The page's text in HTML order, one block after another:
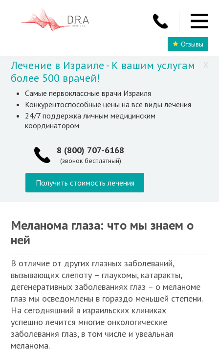
Отзывы
X
Лечение в Израиле - К вашим услугам
более 500 врачей!
Самые первоклассные врачи Израиля
Конкурентоспособные цены на все виды лечения
24/7 поддержка личным медицинским
координатором
8 (800) 707-6168
(звонок бесплатный)
Получить стоимость лечения
Меланома глаза: что мы знаем о
ней
В отличие от других глазных заболеваний,
вызывающих слепоту – глаукомы, катаракты,
дегенеративных заболеваниях глаз – о меланоме
глаз мы осведомлены в гораздо меньшей степени.
На сегодняшний в израильских клиниках
успешно лечится многие онкологические
заболевания глаз, в том числе и увеальная
меланома.